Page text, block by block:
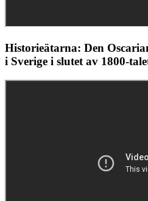
Historieätarna: Den
i Sverige i slutet av 1800-